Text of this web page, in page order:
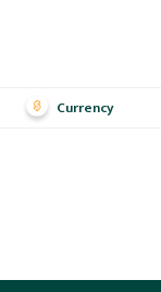
Currency